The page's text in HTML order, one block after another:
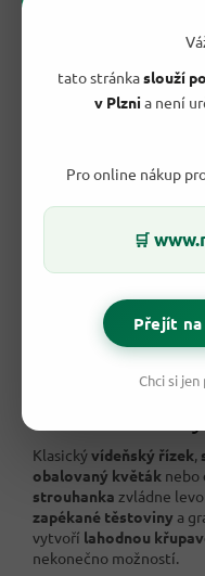
tato stránkaslouží
v Plznia není
Pro online nákup
🛒
Přejít na
Klasickývídeňský řízek,
obalovaný květák nebo
strouhanka zvládne
zapékané těstoviny a
vytvoří lahodnou
nekonečno možností.